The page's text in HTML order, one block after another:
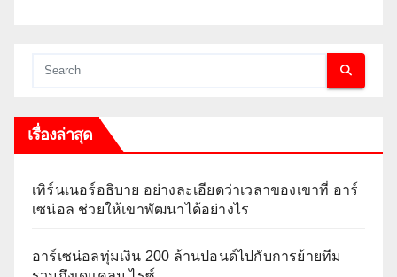
เรื่องล่าสุด
เทิร์นเนอร์อธิบาย อย่างละเอียดว่าเวลาของเขาที่ อาร์
เซน่อล ช่วยให้เขาพัฒนาได้อย่างไร
อาร์เซน่อลทุ่มเงิน 200 ล้านปอนด์ไปกับการย้ายทีม